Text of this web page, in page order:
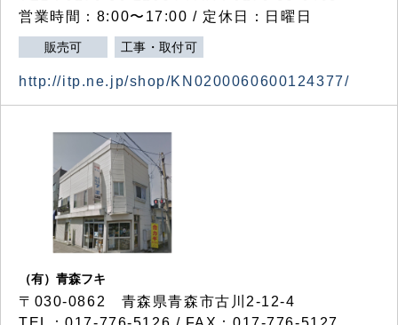
営業時間：8:00〜17:00 / 定休日：日曜日
販売可 工事・取付可
http://itp.ne.jp/shop/KN0200060600124377/
（有）青森フキ
〒030-0862 青森県青森市古川2-12-4